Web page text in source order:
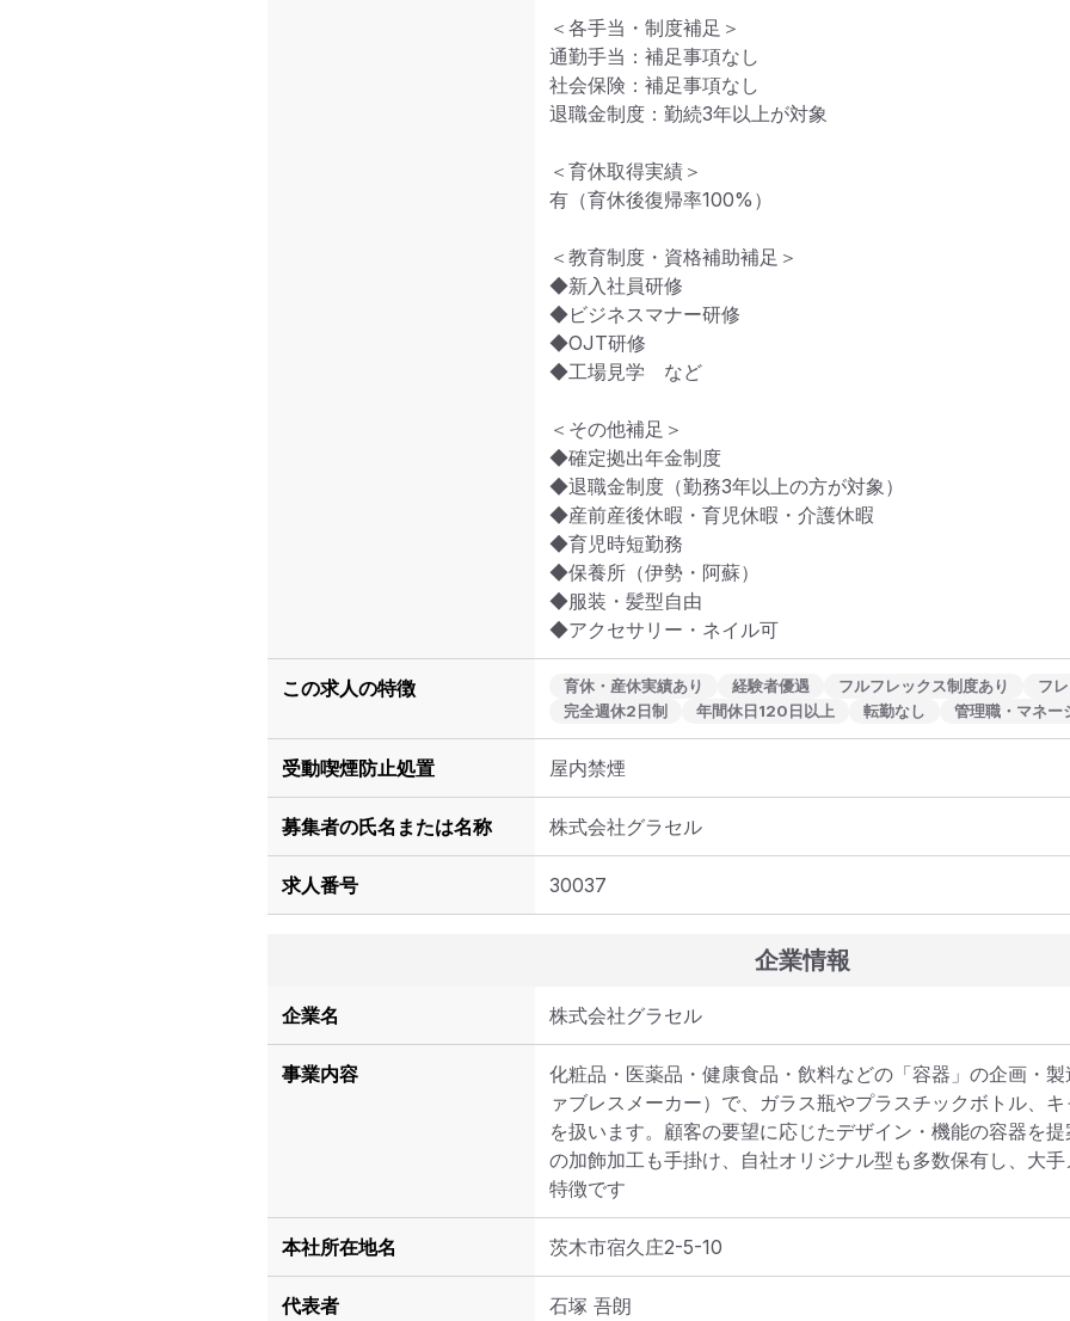
＜各手当・制度補足＞
通勤手当：補足事項なし
社会保険：補足事項なし
退職金制度：勤続3年以上が対象
＜育休取得実績＞
有（育休後復帰率100%）
＜教育制度・資格補助補足＞
◆新入社員研修
◆ビジネスマナー研修
◆OJT研修
◆工場見学　など
＜その他補足＞
◆確定拠出年金制度
◆退職金制度（勤務3年以上の方が対象）
◆産前産後休暇・育児休暇・介護休暇
◆育児時短勤務
◆保養所（伊勢・阿蘇）
◆服装・髪型自由
◆アクセサリー・ネイル可
この求人の特徴 育休・産休実績あり 経験者優遇 フルフレックス制度あり
フ
完全週休2日制
年間休日120日以上 転勤なし 管理職・マネー
受動喫煙防止処置 屋内禁煙
募集者の氏名または名称 株式会社グラセル
求人番号 30037
企業情報
企業名 株式会社グラセル
事業内容
化粧品・医薬品・健康食品・飲料などの「容器」の企画・
ァブレスメーカー）で、ガラス瓶やプラスチックボトル、
を扱います。顧客の要望に応じたデザイン・機能の容器を
の加飾加工も手掛け、自社オリジナル型も多数保有し、大
特徴です
本社所在地名 茨木市宿久庄2-5-10
代表者 石塚 吾朗